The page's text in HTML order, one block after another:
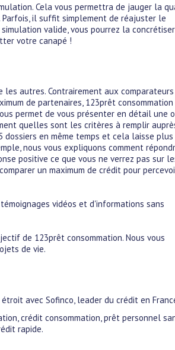
Cela vous permettra de jauger la
il suffit simplement de réajuster le
valide, vous pourrez la
votre canapé !
autres. Contrairement aux
de partenaires, 123prêt consommation
permet de vous présenter en détail une
quelles sont les critères à remplir
en même temps et cela laisse plus
nous vous expliquons comment
positive ce que vous ne verrez pas sur
un maximum de crédit pour
vidéos et d'informations sans
de 123prêt consommation. Nous vous
de vie.
avec Sofinco, leader du crédit en
crédit consommation, prêt personnel
rapide.